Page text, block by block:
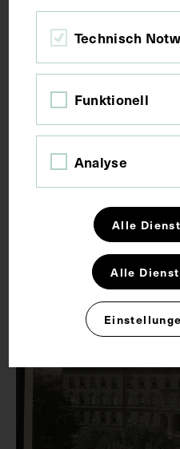
Frontansicht der
des Allgemeinen
Technisch
Funktionell
Analyse
Alle
Alle